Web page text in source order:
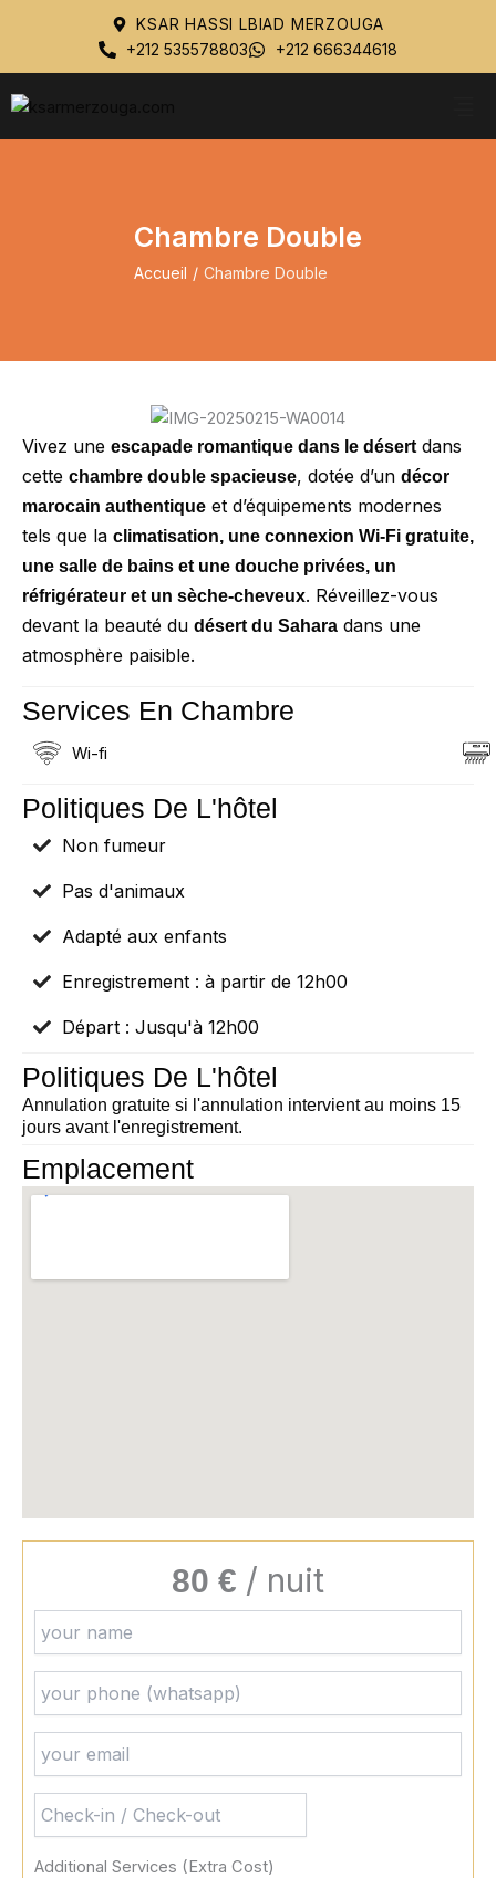
KSAR HASSI LBIAD MERZOUGA
+212 535578803
+212 666344618
Chambre Double
Accueil / Chambre Double
Vivez une escapade romantique dans le désertdans
cette chambre double spacieuse, dotée d’un décor
marocain authentique et d’équipements modernes
tels que la climatisation, une connexion Wi-Fi gratuite,
une salle de bains et une douche privées, un
réfrigérateur et un sèche-cheveux. Réveillez-vous
devant la beauté du désert du Sahara dans une
atmosphère paisible.
Services En Chambre
Wi-fi
Politiques De L'hôtel
Non fumeur
Pas d'animaux
Adapté aux enfants
Enregistrement : à partir de 12h00
Départ : Jusqu'à 12h00
Politiques De L'hôtel
Annulation gratuite si l'annulation intervient au moins 15
jours avant l'enregistrement.
Emplacement
80 € / nuit
Additional Services (extra Cost)